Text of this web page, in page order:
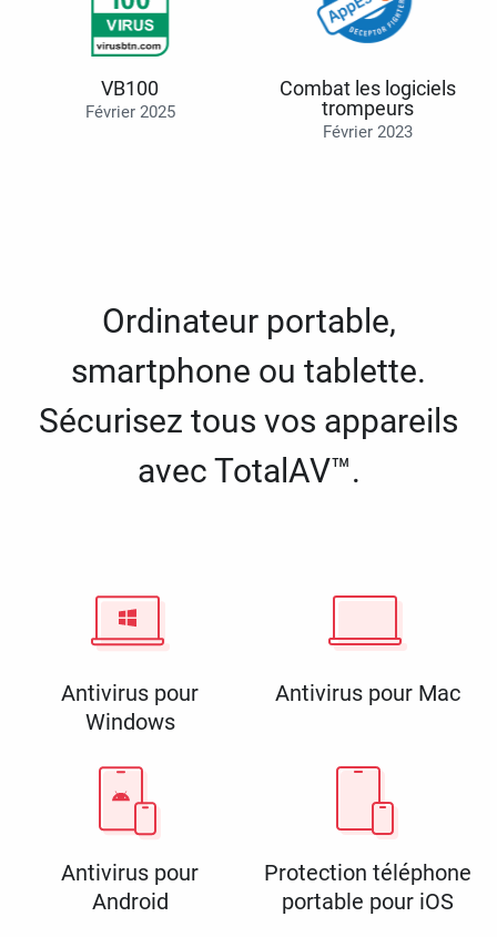
VB100
Février 2025
Combat les logiciels
trompeurs
Février 2023
Ordinateur portable,
smartphone ou tablette.
Sécurisez tous vos appareils
avec TotalAV™.
Antivirus pour
Windows
Antivirus pour Mac
Antivirus pour
Android
Protection téléphone
portable pour iOS